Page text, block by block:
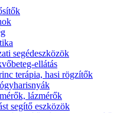
segédeszközök
ellátás
terápia, hasi rögzítők
lázmérők
segítő eszközök